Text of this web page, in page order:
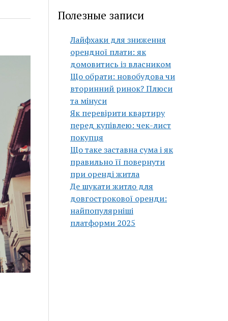
Полезные записи
Лайфхаки для зниження
орендної плати: як
домовитись із власником
Що обрати: новобудова чи
вторинний ринок? Плюси
та мінуси
Як перевірити квартиру
перед купівлею: чек-лист
покупця
Що таке заставна сума і як
правильно її повернути
при оренді житла
Де шукати житло для
довгострокової оренди:
найпопулярніші
платформи 2025